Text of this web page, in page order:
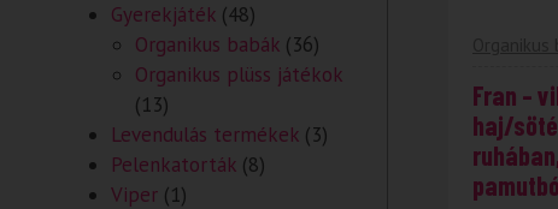
Gyerekjáték (48)
Organikus babák (36)
Organikus plüss játékok
(13)
Levendulás termékek (3)
Pelenkatorták (8)
Viper (1)
Fran –
haj/